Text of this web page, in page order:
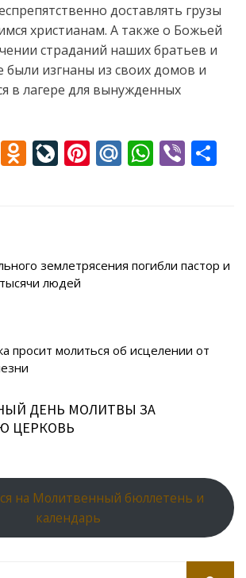
доставлять грузы
христианам. А также о Божьей
страданий наших братьев и
были изгнаны из своих домов и
в лагере для вынужденных
V O
kl
as
ki
Li
u
r
Pi
st
M
u
W
A
p
Vi
землетрясения погибли пастор и
людей
просит молиться об исцелении от
ДЕНЬ МОЛИТВЫ ЗА
ЦЕРКОВЬ
на Молитвенный бюллетень и
календарь